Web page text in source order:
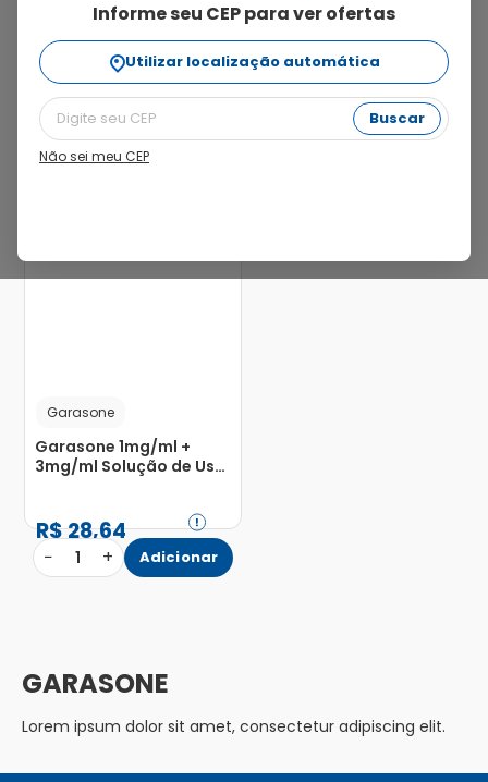
Informe seu CEP para ver ofertas
Utilizar localização automática
Buscar
Não sei meu CEP
filtrar
Ordenar Porrelevância
13%
Garasone
Garasone 1mg/ml +
3mg/ml Solução de Uso
R$28,64
− 1 + Adicionar
GARASONE
Lorem ipsum dolor sit amet, consectetur adipiscing elit.